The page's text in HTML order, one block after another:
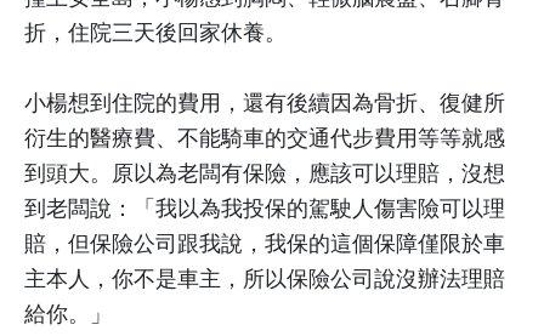
折，住院三天後回家休養。
小楊想到住院的費用，還有後續因為骨折、復健所
衍生的醫療費、不能騎車的交通代步費用等等就感
到頭大。原以為老闆有保險，應該可以理賠，沒想
到老闆說：「我以為我投保的駕駛人傷害險可以理
賠，但保險公司跟我說，我保的這個保障僅限於車
主本人，你不是車主，所以保險公司說沒辦法理賠
給你。」